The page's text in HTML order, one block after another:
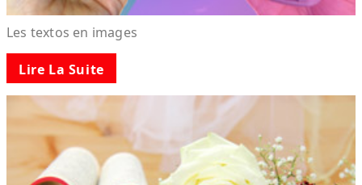
Les textos en images
Lire La Suite